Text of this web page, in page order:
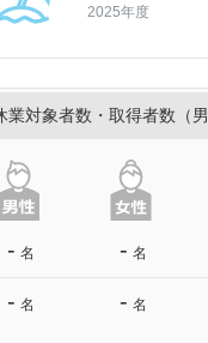
2025年度
対象者数・取得者数（男
- 名 - 名
- 名 - 名